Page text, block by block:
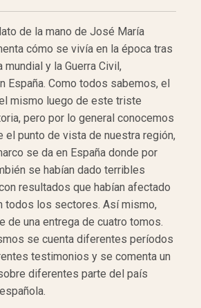
de la mano de José María
cómo se vivía en la época tras
mundial y la Guerra Civil,
España. Como todos sabemos, el
mismo luego de este triste
pero por lo general conocemos
el punto de vista de nuestra región,
se da en España donde por
se habían dado terribles
resultados que habían afectado
todos los sectores. Así mismo,
de una entrega de cuatro tomos.
se cuenta diferentes períodos
testimonios y se comenta un
diferentes parte del país